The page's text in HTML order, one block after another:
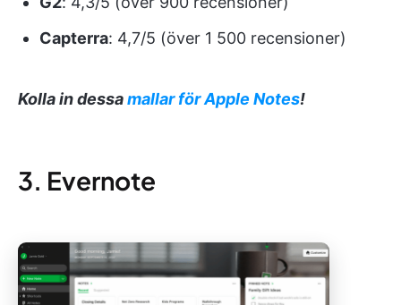
Capterra: 4,7/5 (över 1 500 recensioner)
Kolla in dessamallar för Apple Notes!
3. Evernote